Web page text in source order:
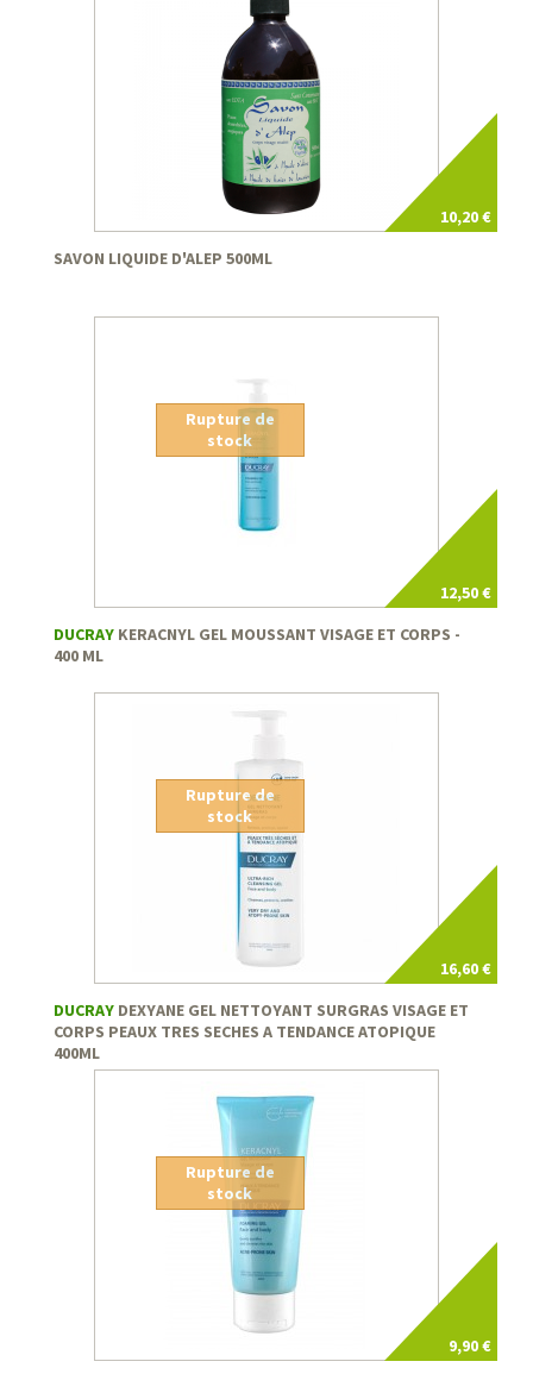
10,20 €
SAVON LIQUIDE D'ALEP 500ML
12,50 €
Rupture de
stock
DUCRAY KERACNYL GEL MOUSSANT VISAGE ET CORPS -
400 ML
16,60 €
Rupture de
stock
DUCRAY DEXYANE GEL NETTOYANT SURGRAS VISAGE ET
CORPS PEAUX TRES SECHES A TENDANCE ATOPIQUE
400ML
9,90 €
Rupture de
stock